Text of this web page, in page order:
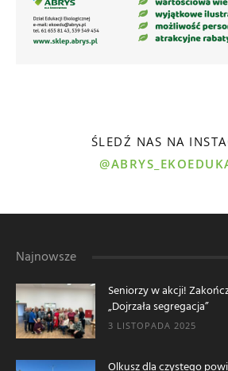
ŚLEDŹ NAS NA
Najnowsze
Seniorzy w akcji!
„Dojrzała segregacja”
3 LISTOPADA 2025